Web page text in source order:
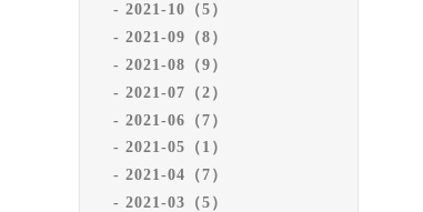
2021-10（5）
2021-09（8）
2021-08（9）
2021-07（2）
2021-06（7）
2021-05（1）
2021-04（7）
2021-03（5）